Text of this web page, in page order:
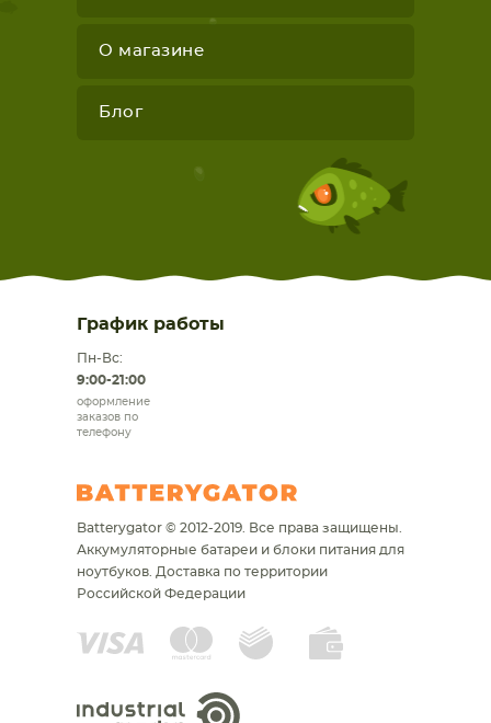
О магазине
Блог
График работы
Пн-Вс:
9:00-21:00
оформление
заказов по
телефону
Batterygator © 2012-2019. Все права защищены.
Аккумуляторные батареи и блоки питания для
ноутбуков. Доставка по территории
Российской Федерации